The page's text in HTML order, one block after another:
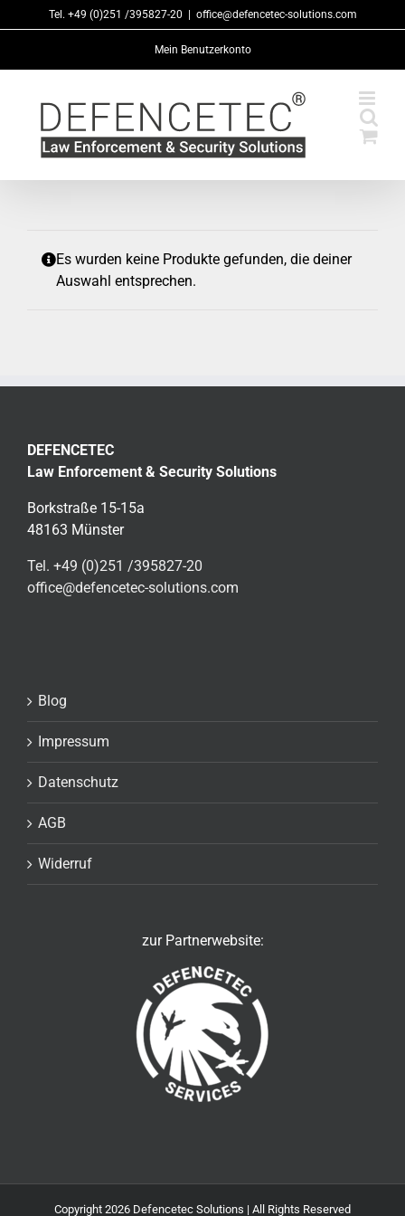
Inhalt
Tel. +49 (0)251 /395827-20 office@defencetec-solutions.com
Mein Benutzerkonto
Es wurden keine Produkte gefunden, die deiner
Auswahl entsprechen.
DEFENCETEC
Law Enforcement & Security Solutions
Borkstraße 15-15a
48163 Münster
Tel. +49 (0)251 /395827-20
office@defencetec-solutions.com
Blog
Impressum
Datenschutz
AGB
Widerruf
zur Partnerwebsite:
Copyright 2026 Defencetec Solutions | All Rights Reserved